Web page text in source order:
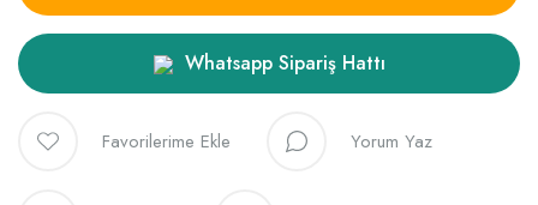
Whatsapp Sipariş Hattı
Yorum Yaz